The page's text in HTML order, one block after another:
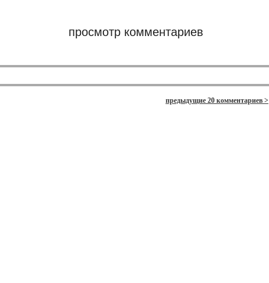
просмотр комментариев
предыдущие 20 комментариев >